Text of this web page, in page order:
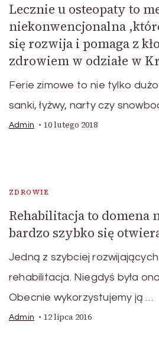
Lecznie u osteopaty to
niekonwencjonalna
się rozwija i pomaga z
zdrowiem w odziałe w
Ferie zimowe to nie tylko
sanki, łyżwy, narty czy
Admin 10 lutego 2018
ZDROWIE
Rehabilitacja to domena
bardzo szybko się
Jedną z szybciej
rehabilitacja. Niegdyś była
Obecnie wykorzystujemy ją …
Admin 12 lipca 2016